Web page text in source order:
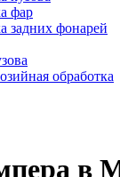
фар
задних фонарей
обработка
в